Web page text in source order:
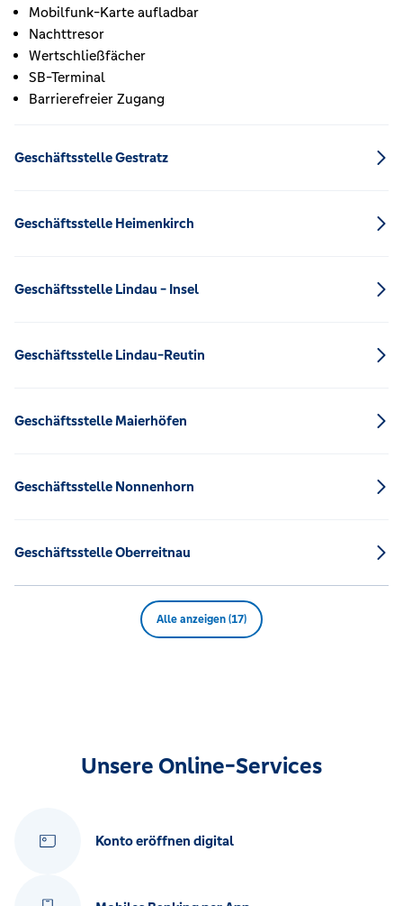
Mobilfunk-Karte aufladbar
Nachttresor
Wertschließfächer
SB-Terminal
Barrierefreier Zugang
Geschäftsstelle Gestratz
Geschäftsstelle Heimenkirch
Geschäftsstelle Lindau - Insel
Geschäftsstelle Lindau-Reutin
Geschäftsstelle Maierhöfen
Geschäftsstelle Nonnenhorn
Geschäftsstelle Oberreitnau
Alle anzeigen (17)
Unsere Online-Services
Konto eröffnen digital